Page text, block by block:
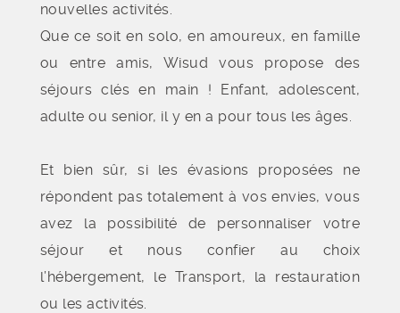
nouvelles activités.
Que ce soit en solo, en amoureux, en famille
ou entre amis, Wisud vous propose des
séjours clés en main ! Enfant, adolescent,
adulte ou senior, il y en a pour tous les âges.
Et bien sûr, si les évasions proposées ne
répondent pas totalement à vos envies, vous
avez la possibilité de personnaliser votre
séjour et nous confier au choix
l’hébergement, le Transport, la restauration
ou les activités.